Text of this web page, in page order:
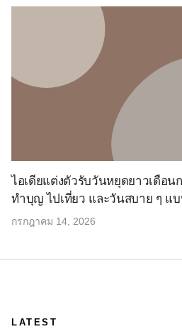
ไอเดียแต่งตัวรับวันหยุดยาวเดือน
ทำบุญ ไปเที่ยว และวันสบาย ๆ แ
กรกฎาคม 14, 2026
LATEST